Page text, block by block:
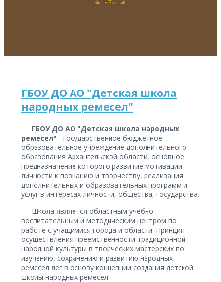
ГБОУ ДО АО "Детская школа
народных ремесел"
ГБОУ ДО АО "Детская школа народных
ремесел" - государственное бюджетное
образовательное учреждение дополнительного
образования Архангельской области, основное
предназначение которого развитие мотивации
личности к познанию и творчеству, реализация
дополнительных и образовательных программ и
услуг в интересах личности, общества, государства.
Школа является областным учебно-
воспитательным и методическим центром по
работе с учащимися города и области. Принцип
осуществления преемственности традиционной
народной культуры в творческих мастерских по
изучению, сохранению и развитию народных
ремесел лег в основу концепции создания детской
школы народных ремесел.